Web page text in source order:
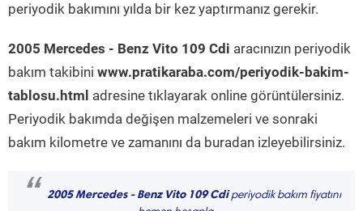
periyodik bakımını yılda bir kez yaptırmanız gerekir.
2005 Mercedes - Benz Vito 109 Cdi aracınızın periyodik
bakım takibini www.pratikaraba.com/periyodik-bakim-
tablosu.html adresine tıklayarak online görüntülersiniz.
Periyodik bakımda değişen malzemeleri ve sonraki
bakım kilometre ve zamanını da buradan izleyebilirsiniz.
“ 2005 Mercedes - Benz Vito 109 Cdiperiyodik bakım fiyatını